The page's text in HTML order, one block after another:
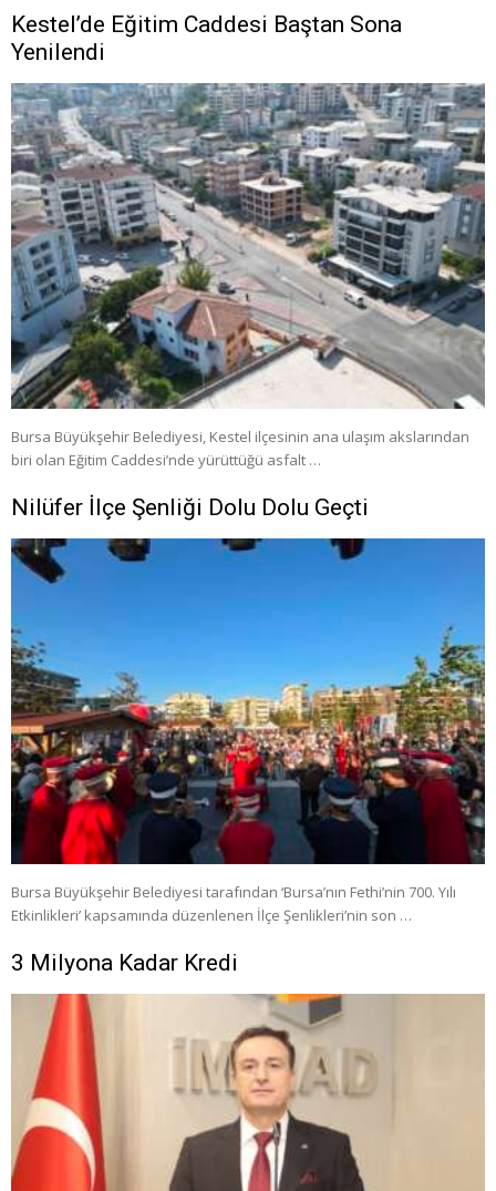
Kestel’de Eğitim Caddesi Baştan Sona
Yenilendi
Bursa Büyükşehir Belediyesi, Kestel ilçesinin ana ulaşım akslarından
biri olan Eğitim Caddesi’nde yürüttüğü asfalt …
Nilüfer İlçe Şenliği Dolu Dolu Geçti
Bursa Büyükşehir Belediyesi tarafından ‘Bursa’nın Fethi’nin 700. Yılı
Etkinlikleri’ kapsamında düzenlenen İlçe Şenlikleri’nin son …
3 Milyona Kadar Kredi